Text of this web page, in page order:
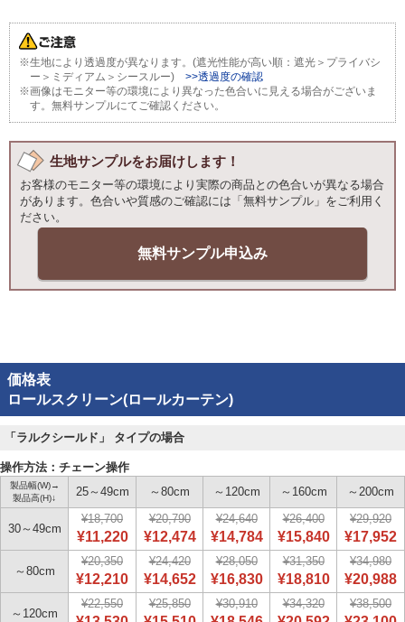
※生地により透過度が異なります。(遮光性能が高い順：遮光＞プライバシ
ー＞ミディアム＞シースルー) >>透過度の確認
※画像はモニター等の環境により異なった色合いに見える場合がございま
す。無料サンプルにてご確認ください。
生地サンプルをお届けします！
お客様のモニター等の環境により実際の商品との色合いが異なる場合
があります。色合いや質感のご確認には「無料サンプル」をご利用く
ださい。
無料サンプル申込み
価格表
ロールスクリーン(ロールカーテン)
「ラルクシールド」 タイプの場合
操作方法：チェーン操作
製品幅(W)→
製品高(H)↓
25～49cm ～80cm ～120cm ～160cm ～200cm
30～49cm
¥18,700
¥11,220
¥20,790
¥12,474
¥24,640
¥14,784
¥26,400
¥15,840
¥29,920
¥17,952
～80cm
¥20,350
¥12,210
¥24,420
¥14,652
¥28,050
¥16,830
¥31,350
¥18,810
¥34,980
¥20,988
～120cm
¥22,550 ¥25,850 ¥30,910 ¥34,320 ¥38,500